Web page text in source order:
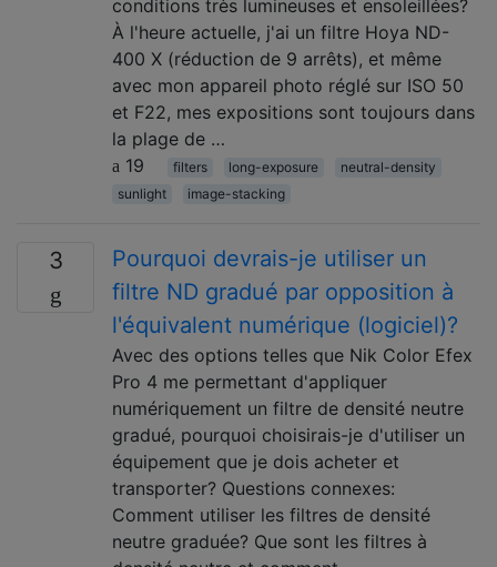
conditions très lumineuses et ensoleillées?
À l'heure actuelle, j'ai un filtre Hoya ND-
400 X (réduction de 9 arrêts), et même
avec mon appareil photo réglé sur ISO 50
et F22, mes expositions sont toujours dans
la plage de …
19
filters long-exposure
neutral-density
sunlight
image-stacking
3
Pourquoi devrais-je utiliser un
filtre ND gradué par opposition à
l'équivalent numérique (logiciel)?
Avec des options telles que Nik Color Efex
Pro 4 me permettant d'appliquer
numériquement un filtre de densité neutre
gradué, pourquoi choisirais-je d'utiliser un
équipement que je dois acheter et
transporter? Questions connexes:
Comment utiliser les filtres de densité
neutre graduée? Que sont les filtres à